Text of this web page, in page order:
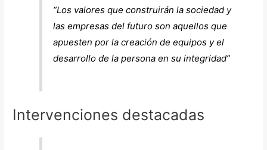
“Los valores que construirán la sociedad y
las empresas del futuro son aquellos que
apuesten por la creación de equipos y el
desarrollo de la persona en su integridad”
Intervenciones destacadas